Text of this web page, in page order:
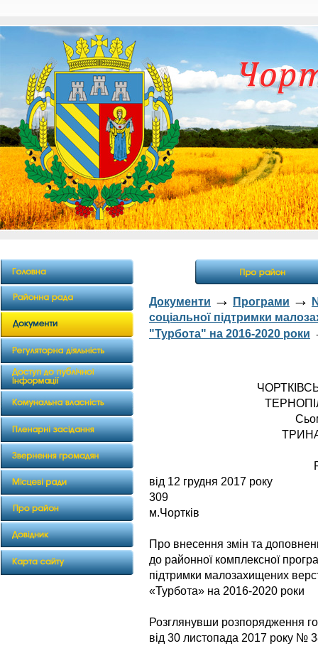
Документи → Програми →
соціальної підтримки
"Турбота" на 2016-2020 роки
від 12
309
м.Чортків
Про внесення змін та
до районної комплексної
підтримки малозахищених
«Турбота» на 2016-2020 роки
Розглянувши розпорядження
від 30 листопада 2017 року №